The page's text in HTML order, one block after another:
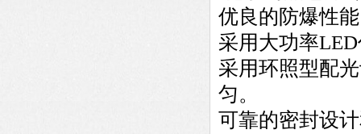
优良的防爆性
采用大功率
采用环照型配
匀。
可靠的密封设